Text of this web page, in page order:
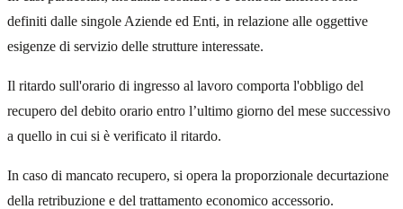
definiti dalle singole Aziende ed Enti, in relazione alle oggettive
esigenze di servizio delle strutture interessate.
Il ritardo sull'orario di ingresso al lavoro comporta l'obbligo del
recupero del debito orario entro l’ultimo giorno del mese successivo
a quello in cui si è verificato il ritardo.
In caso di mancato recupero, si opera la proporzionale decurtazione
della retribuzione e del trattamento economico accessorio.